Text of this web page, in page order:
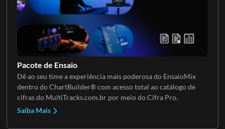
Guitarra 4
Guitarra 5
Teclados 2
Pacote de Ensaio
Dê ao seu time a experiência mais poderosa do EnsaioMix
dentro do ChartBuilder® com acesso total ao catálogo de
cifras do MultiTracks.com.br por meio do Cifra Pro.
Saiba Mais